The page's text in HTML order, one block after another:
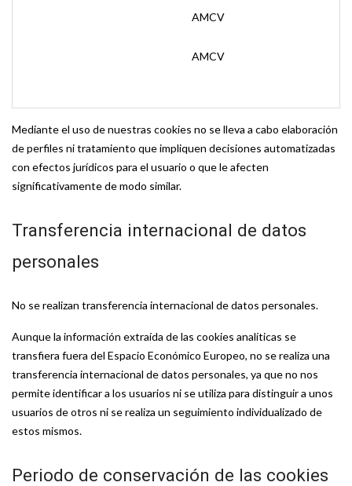
AMCV
AMCV
Mediante el uso de nuestras cookies no se lleva a cabo elaboración
de perfiles ni tratamiento que impliquen decisiones automatizadas
con efectos jurídicos para el usuario o que le afecten
significativamente de modo similar.
Transferencia internacional de datos
personales
No se realizan transferencia internacional de datos personales.
Aunque la información extraída de las cookies analíticas se
transfiera fuera del Espacio Económico Europeo, no se realiza una
transferencia internacional de datos personales, ya que no nos
permite identificar a los usuarios ni se utiliza para distinguir a unos
usuarios de otros ni se realiza un seguimiento individualizado de
estos mismos.
Periodo de conservación de las cookies